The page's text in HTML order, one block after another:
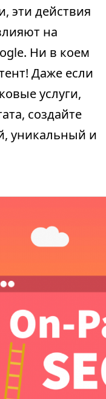
эти действия
на
Ни в коем
Даже если
услуги,
создайте
уникальный и